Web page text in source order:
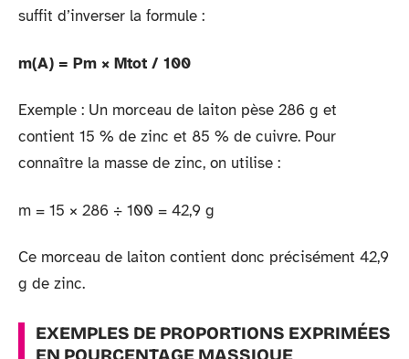
suffit d’inverser la formule :
m(A) = Pm × Mtot / 100
Exemple : Un morceau de laiton pèse 286 g et
contient 15 % de zinc et 85 % de cuivre. Pour
connaître la masse de zinc, on utilise :
m = 15 × 286 ÷ 100 = 42,9 g
Ce morceau de laiton contient donc précisément 42,9
g de zinc.
EXEMPLES DE PROPORTIONS EXPRIMÉES